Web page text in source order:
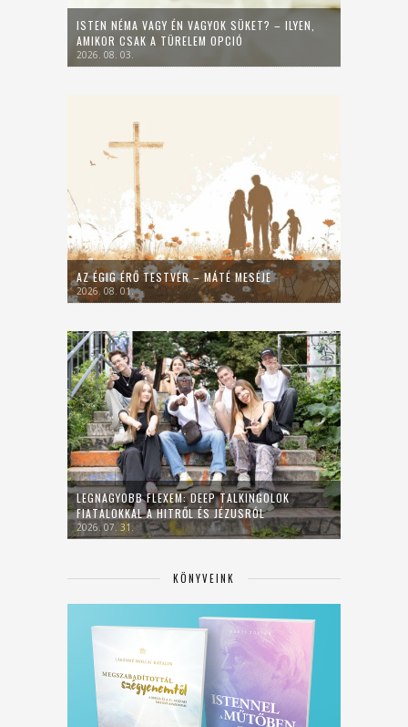
ISTEN NÉMA VAGY ÉN VAGYOK SÜKET? – ILYEN,
AMIKOR CSAK A TÜRELEM OPCIÓ
2026. 08. 03.
AZ ÉGIG ÉRŐ TESTVÉR – MÁTÉ MESÉJE
2026. 08. 01.
LEGNAGYOBB FLEXEM: DEEP TALKINGOLOK
FIATALOKKAL A HITRŐL ÉS JÉZUSRÓL
2026. 07. 31.
KÖNYVEINK